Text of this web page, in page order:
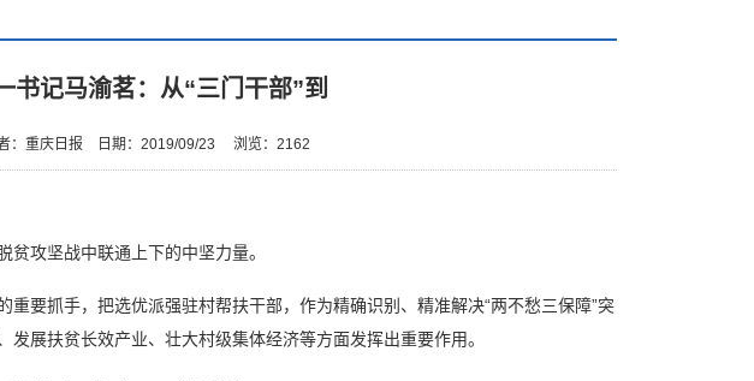
书记马渝茗：从“三门干部”到
：重庆日报 日期：2019/09/23 浏览： 2162
攻坚战中联通上下的中坚力量。
抓手，把选优派强驻村帮扶干部，作为精确识别、精准解决“两不愁三保障”突
展扶贫长效产业、壮大村级集体经济等方面发挥出重要作用。